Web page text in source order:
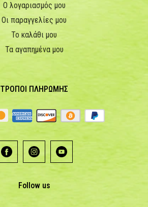
Ο λογαριασμός μου
Οι παραγγελίες μου
Το καλάθι μου
Τα αγαπημένα μου
ΤΡΟΠΟΙ ΠΛΗΡΩΜΗΣ
Follow us